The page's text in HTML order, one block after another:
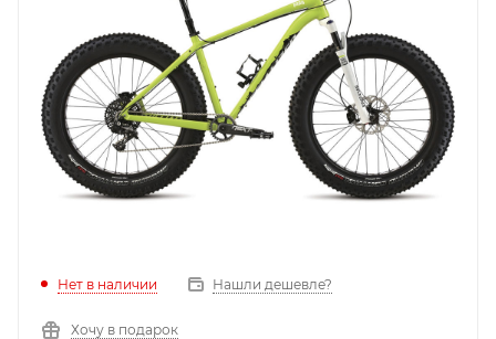
Нет в наличии Нашли дешевле?
Хочу в подарок